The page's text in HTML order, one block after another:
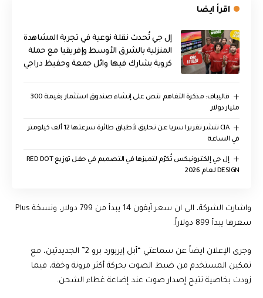
اقرأ ايضا
إل جي تُحدث نقلة نوعية في تجربة المشاهدة
المنزلية بالشرق الأوسط وإفريقيا مع حملة
كروية يشارك فيها وائل جمعة وحفيظ دراجي
قاليباف: مذكرة التفاهم تنص على إنشاء صندوق استثمار بقيمة 300
مليار دولار
CIA تنشر تقريرا سريا عن تحليق لأطباق طائرة سرعتها 12 ألف كيلومتر
في الساعة
إل جي إلكترونيكس تُكرّم لتميزها في التصميم في حفل توزيع RED DOT
DESIGN لعام 2026
واشارت الشركة، الى ان سعر آيفون 14 يبدأ من 799 دولار، ونسخة Plus
سعرها يبدأ 899 دولاراً.
وجرى الإعلان ايضاً عن سماعتي “أبل إيربورد برو 2” الجديدتين، مع
تمكين المستخدم من ضبط الصوت بحركة أكثر مرونة وخفة، فيما
زودت بخاصية تتيح إصدار صوت عند إضاعة غطاء الشحن.